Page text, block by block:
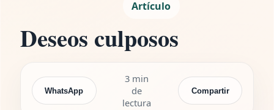
Artículo
Deseos culposos
WhatsApp
3 min
de
lectura
Compartir